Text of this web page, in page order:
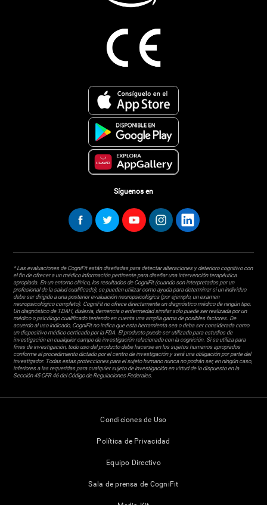
Síguenos en
* Las evaluaciones de CogniFit están diseñadas para detectar alteraciones y deterioro cognitivo con
el fin de ofrecer a un médico información pertinente para diseñar una intervención terapéutica
apropiada. En un entorno clínico, los resultados de CogniFit (cuando son interpretados por un
profesional de la salud cualificado), se pueden utilizar como ayuda para determinar si un individuo
debe ser dirigido a una posterior evaluación neuropsicológica (por ejemplo, un examen
neuropsicológico completo). CogniFit no ofrece directamente un diagnóstico médico de ningún tipo.
Un diagnóstico de TDAH, dislexia, demencia o enfermedad similar sólo puede ser realizada por un
médico o psicólogo cualificado teniendo en cuenta una amplia gama de posibles factores. De
acuerdo al uso indicado, CogniFit no indica que esta herramienta sea o deba ser considerada como
un dispositivo médico certicado por la FDA. El producto puede ser utilizado para estudios de
investigación en cualquier campo de investigación relacionado con la cognición. Si se utiliza para
fines de investigación, todo uso del producto debe hacerse en los sujetos humanos apropiados
conforme al procedimiento dictado por el centro de investigación y será una obligación por parte del
investigador. Todas estas protecciones para el sujeto humano nunca no podrán ser, en ningún caso,
inferiores a las requeridas para cualquier sujeto de investigación en virtud de lo dispuesto en la
Sección 45 CFR 46 del Código de Regulaciones Federales.
Condiciones de Uso
Política de Privacidad
Equipo Directivo
Sala de prensa de CogniFit